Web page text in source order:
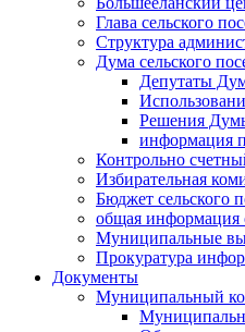
Глава сельского
Структура
Дума сельского
Депутаты
Решения
информация
Контрольно
Избирательная
Бюджет сельского
общая информация
Муниципальные
Прокуратура
Документы
Муниципальный